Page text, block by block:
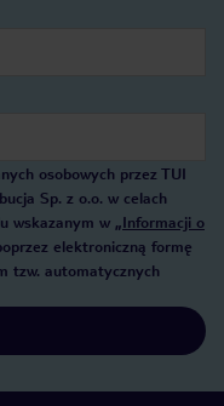
osobowych przez TUI
Sp. z o.o. w celach
wskazanym w „Informacji o
elektroniczną formę
tzw. automatycznych